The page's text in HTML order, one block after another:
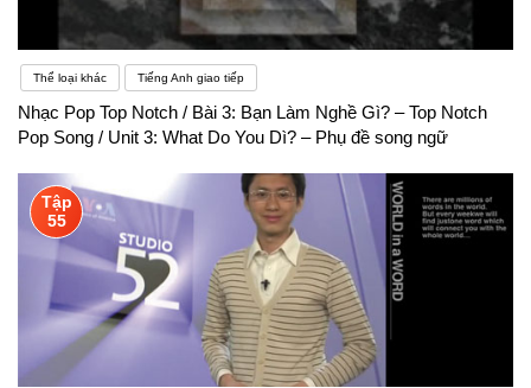
Thể loại khác Tiếng Anh giao tiếp
Nhạc Pop Top Notch / Bài 3: Bạn Làm Nghề Gì? – Top Notch
Pop Song / Unit 3: What Do You Dì? – Phụ đề song ngữ
Tập
55